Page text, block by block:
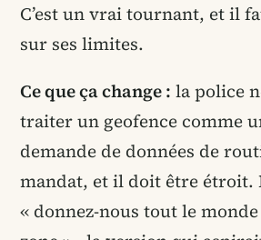
C’est un vrai tournant, et il
sur ses limites.
Ce que ça change : la police
traiter un geofence comme
demande de données de
mandat, et il doit être étroit.
« donnez-nous tout le